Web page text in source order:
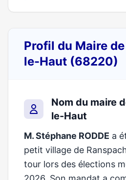
Profil du Maire
le-Haut (68220)
Nom du maire
le-Haut
M. Stéphane RODDE a
petit village de
tour lors des élections